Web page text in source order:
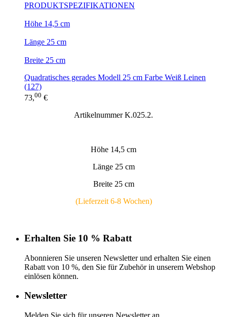
PRODUKTSPEZIFIKATIONEN
Höhe 14,5 cm
Länge 25 cm
Breite 25 cm
Quadratisches gerades Modell 25 cm Farbe Weiß Leinen
(127)
73,00 €
Artikelnummer K.025.2.
Höhe 14,5 cm
Länge 25 cm
Breite 25 cm
(Lieferzeit 6-8 Wochen)
Erhalten Sie 10 % Rabatt
Abonnieren Sie unseren Newsletter und erhalten Sie einen
Rabatt von 10 %, den Sie für Zubehör in unserem Webshop
einlösen können.
Newsletter